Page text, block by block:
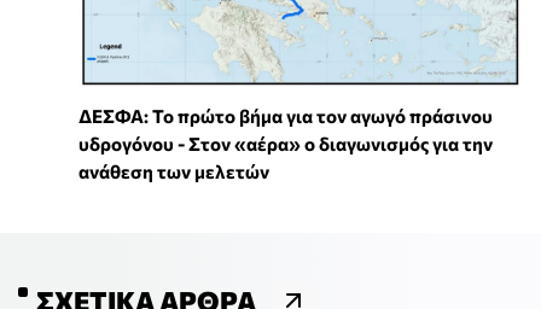
ΔΕΣΦΑ: Το πρώτο βήμα για τον αγωγό πράσινου
υδρογόνου - Στον «αέρα» ο διαγωνισμός για την
ανάθεση των μελετών
ΣΧΕΤΙΚΆ ΆΡΘΡΑ